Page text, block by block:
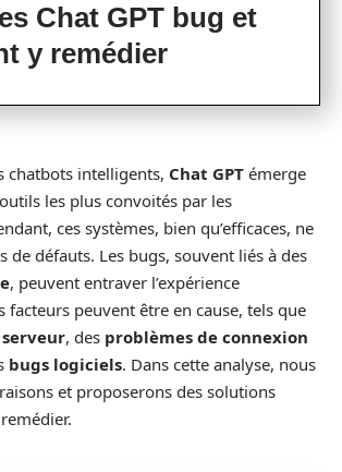
Chat GPT bug et
y remédier
chatbots intelligents, Chat GPT émerge
les plus convoités par les
ces systèmes, bien qu’efficaces, ne
de défauts. Les bugs, souvent liés à des
, peuvent entraver l’expérience
facteurs peuvent être en cause, tels que
, des problèmes de connexion
bugs logiciels. Dans cette analyse, nous
et proposerons des solutions